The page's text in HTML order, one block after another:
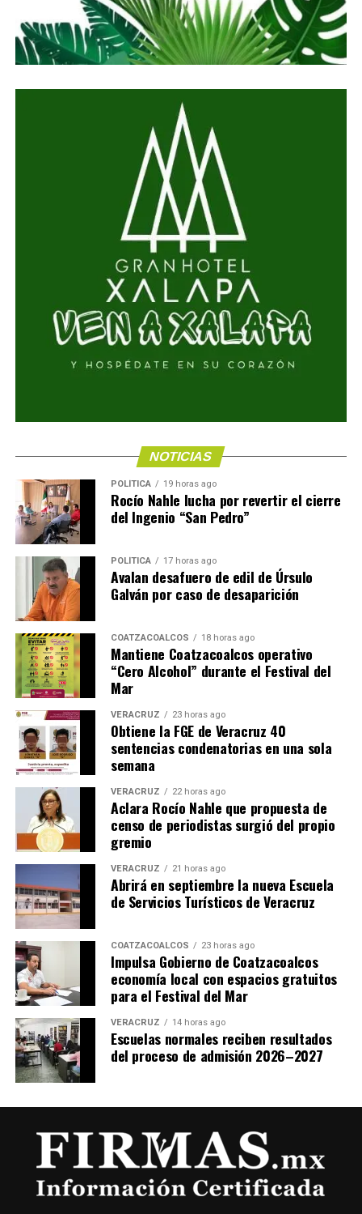
NOTICIAS
POLÍTICA 19 horas ago
Rocío Nahle lucha por revertir el cierre
del Ingenio “San Pedro”
POLÍTICA 17 horas ago
Avalan desafuero de edil de Úrsulo
Galván por caso de desaparición
COATZACOALCOS 18 horas ago
Mantiene Coatzacoalcos operativo
“Cero Alcohol” durante el Festival del
Mar
VERACRUZ 23 horas ago
Obtiene la FGE de Veracruz 40
sentencias condenatorias en una sola
semana
VERACRUZ 22 horas ago
Aclara Rocío Nahle que propuesta de
censo de periodistas surgió del propio
gremio
VERACRUZ 21 horas ago
Abrirá en septiembre la nueva Escuela
de Servicios Turísticos de Veracruz
COATZACOALCOS 23 horas ago
Impulsa Gobierno de Coatzacoalcos
economía local con espacios gratuitos
para el Festival del Mar
VERACRUZ 14 horas ago
Escuelas normales reciben resultados
del proceso de admisión 2026–2027